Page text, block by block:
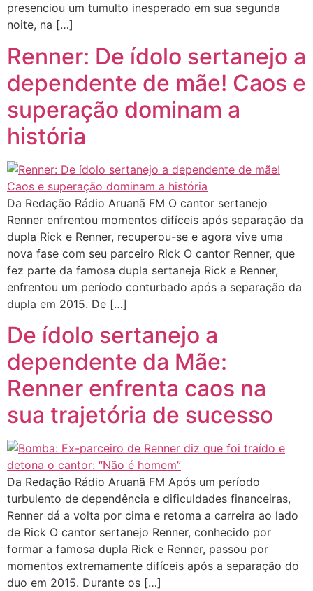
presenciou um tumulto inesperado em sua segunda
noite, na […]
Renner: De ídolo sertanejo a
dependente de mãe! Caos e
superação dominam a
história
Da Redação Rádio Aruanã FM O cantor sertanejo
Renner enfrentou momentos difíceis após separação da
dupla Rick e Renner, recuperou-se e agora vive uma
nova fase com seu parceiro Rick O cantor Renner, que
fez parte da famosa dupla sertaneja Rick e Renner,
enfrentou um período conturbado após a separação da
dupla em 2015. De […]
De ídolo sertanejo a
dependente da Mãe:
Renner enfrenta caos na
sua trajetória de sucesso
Da Redação Rádio Aruanã FM Após um período
turbulento de dependência e dificuldades financeiras,
Renner dá a volta por cima e retoma a carreira ao lado
de Rick O cantor sertanejo Renner, conhecido por
formar a famosa dupla Rick e Renner, passou por
momentos extremamente difíceis após a separação do
duo em 2015. Durante os […]